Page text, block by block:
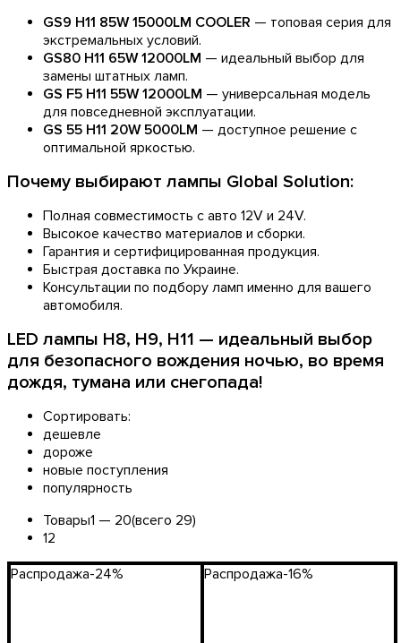
GS9 H11 85W 15000LM COOLER — топовая серия для
экстремальных условий.
GS80 H11 65W 12000LM — идеальный выбор для
замены штатных ламп.
GS F5 H11 55W 12000LM — универсальная модель
для повседневной эксплуатации.
GS 55 H11 20W 5000LM — доступное решение с
оптимальной яркостью.
Почему выбирают лампы Global Solution:
Полная совместимость с авто 12V и 24V.
Высокое качество материалов и сборки.
Гарантия и сертифицированная продукция.
Быстрая доставка по Украине.
Консультации по подбору ламп именно для вашего
автомобиля.
LED лампы H8, H9, H11 — идеальный выбор
для безопасного вождения ночью, во время
дождя, тумана или снегопада!
Сортировать:
дешевле
дороже
новые поступления
популярность
Товары1 — 20(всего 29)
12
Распродажа-24% Распродажа-16%